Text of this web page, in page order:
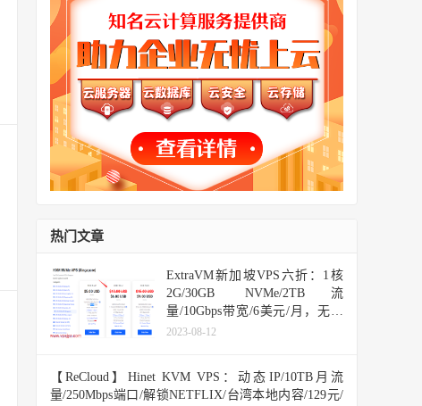
热门文章
ExtraVM新加坡VPS六折：1核
2G/30GB NVMe/2TB流
量/10Gbps带宽/6美元/月，无限
DDOS防御，支持支付宝/Paypal
2023-08-12
【ReCloud】Hinet KVM VPS：动态IP/10TB月流
量/250Mbps端口/解锁NETFLIX/台湾本地内容/129元/